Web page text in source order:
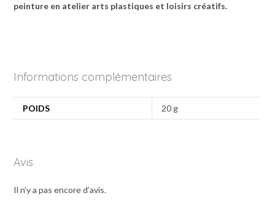
peinture en atelier arts plastiques et loisirs créatifs.
Informations complémentaires
POIDS 20 g
Avis
Il n’y a pas encore d’avis.